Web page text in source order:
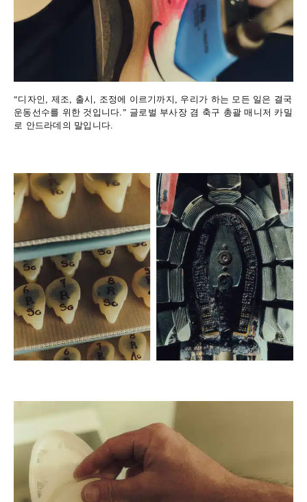
“디자인, 제조, 출시, 조정에 이르기까지, 우리가 하는 모든 일은 결국
운동선수를 위한 것입니다.” 글로벌 부사장 겸 축구 총괄 매니저 카밀
로 안드라데의 말입니다.